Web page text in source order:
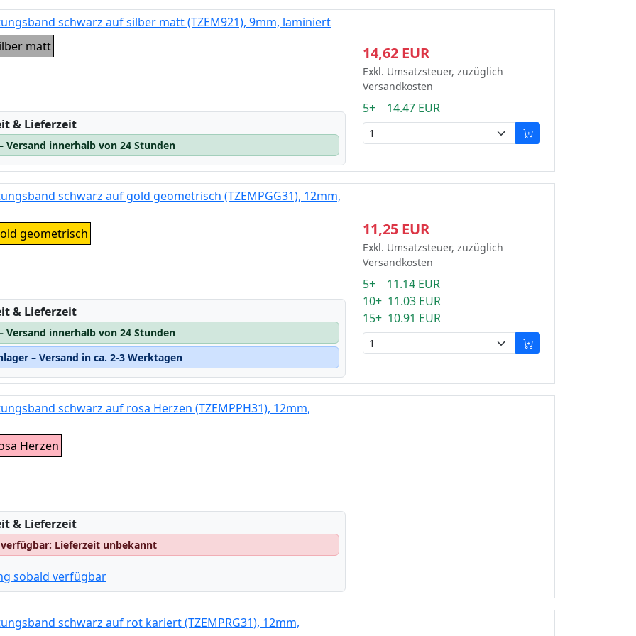
schwarz auf silber matt (TZEM921), 9mm, laminiert
matt
& Lieferzeit
Versand innerhalb von 24 Stunden
14,62 EUR
Exkl. Umsatzsteuer, zuzüglich
Versandkosten
5+ 14.47 EUR
schwarz auf gold geometrisch (TZEMPGG31), 12mm,
geometrisch
& Lieferzeit
Versand innerhalb von 24 Stunden
– Versand in ca. 2-3 Werktagen
11,25 EUR
Exkl. Umsatzsteuer, zuzüglich
Versandkosten
5+ 11.14 EUR
10+ 11.03 EUR
15+ 10.91 EUR
schwarz auf rosa Herzen (TZEMPPH31), 12mm,
Herzen
& Lieferzeit
Lieferzeit unbekannt
sobald verfügbar
schwarz auf rot kariert (TZEMPRG31), 12mm,